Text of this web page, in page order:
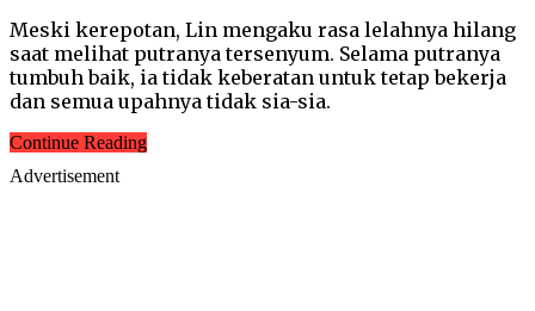
Meski kerepotan, Lin mengaku rasa lelahnya hilang
saat melihat putranya tersenyum. Selama putranya
tumbuh baik, ia tidak keberatan untuk tetap bekerja
dan semua upahnya tidak sia-sia.
Continue Reading
Advertisement